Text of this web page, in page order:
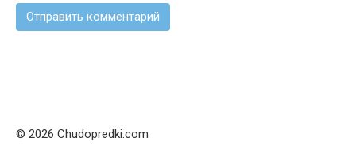
© 2026 Chudopredki.com